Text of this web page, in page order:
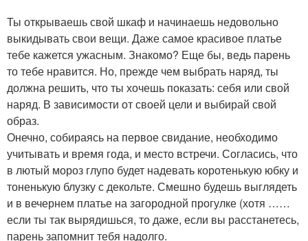
Ты открываешь свой шкаф и начинаешь недовольно
выкидывать свои вещи. Даже самое красивое платье
тебе кажется ужасным. Знакомо? Еще бы, ведь парень
то тебе нравится. Но, прежде чем выбрать наряд, ты
должна решить, что ты хочешь показать: себя или свой
наряд. В зависимости от своей цели и выбирай свой
образ.
Онечно, собираясь на первое свидание, необходимо
учитывать и время года, и место встречи. Согласись, что
в лютый мороз глупо будет надевать коротенькую юбку и
тоненькую блузку с декольте. Смешно будешь выглядеть
и в вечернем платье на загородной прогулке (хотя ……
если ты так вырядишься, то даже, если вы расстанетесь,
парень запомнит тебя надолго.